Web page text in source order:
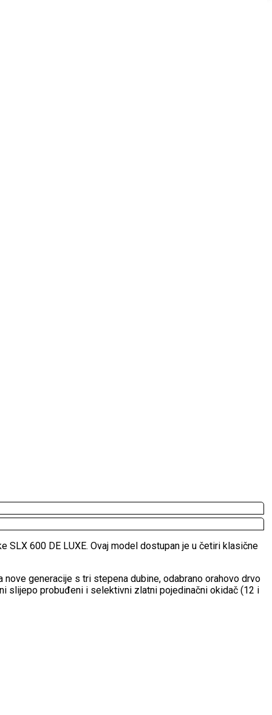
600 DE LUXE. Ovaj model dostupan je u četiri klasične
generacije s tri stepena dubine, odabrano orahovo drvo
slijepo probuđeni i selektivni zlatni pojedinačni okidač (12 i